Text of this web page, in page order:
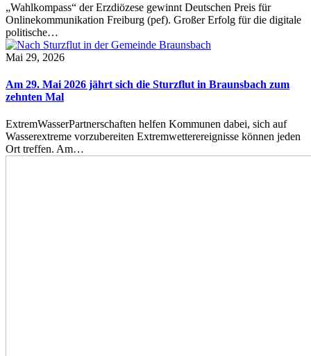
„Wahlkompass“ der Erzdiözese gewinnt Deutschen Preis für
Onlinekommunikation Freiburg (pef). Großer Erfolg für die digitale
politische…
Mai 29, 2026
Am 29. Mai 2026 jährt sich die Sturzflut in Braunsbach zum
zehnten Mal
ExtremWasserPartnerschaften helfen Kommunen dabei, sich auf
Wasserextreme vorzubereiten Extremwetterereignisse können jeden
Ort treffen. Am…